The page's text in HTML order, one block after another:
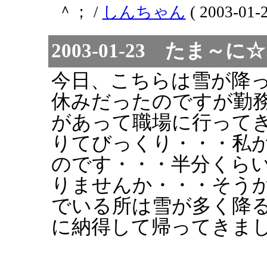
＾； / しんちゃん ( 2003-01-
2003-01-23 たま～に
今日、こちらは雪が降
休みだったのですが勤
があって職場に行って
りてびっくり・・・私
のです・・・半分くら
りませんか・・・そう
でいる所は雪が多く降
に納得して帰ってきま